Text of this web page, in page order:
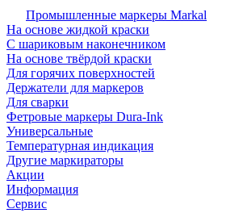
Промышленные маркеры Markal
На основе жидкой краски
С шариковым наконечником
На основе твёрдой краски
Для горячих поверхностей
Держатели для маркеров
Для сварки
Фетровые маркеры Dura-Ink
Универсальные
Температурная индикация
Другие маркираторы
Акции
Информация
Сервис